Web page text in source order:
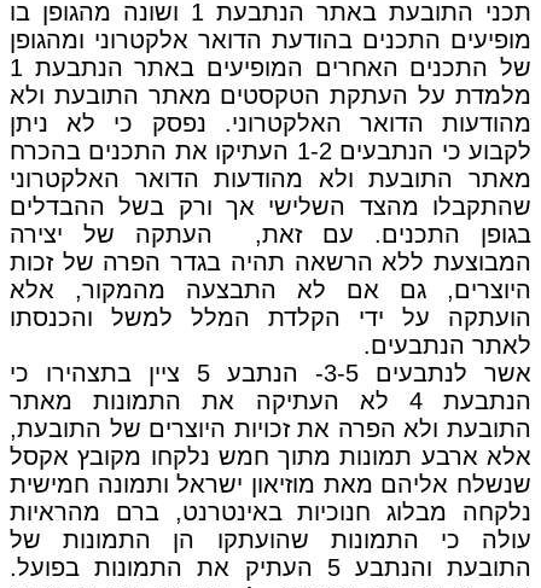
תכני התובעת באתר הנתבעת 1 ושונה מהגופן בו
מופיעים התכנים בהודעת הדואר אלקטרוני ומהגופן
של התכנים האחרים המופיעים באתר הנתבעת 1
מלמדת על העתקת הטקסטים מאתר התובעת ולא
מהודעות הדואר האלקטרוני. נפסק כי לא ניתן
לקבוע כי הנתבעים 1-2 העתיקו את התכנים בהכרח
מאתר התובעת ולא מהודעות הדואר האלקטרוני
שהתקבלו מהצד השלישי אך ורק בשל ההבדלים
בגופן התכנים. עם זאת, העתקה של יצירה
המבוצעת ללא הרשאה תהיה בגדר הפרה של זכות
היוצרים, גם אם לא התבצעה מהמקור, אלא
הועתקה על ידי הקלדת המלל למשל והכנסתו
לאתר הנתבעים.
אשר לנתבעים 3-5- הנתבע 5 ציין בתצהירו כי
הנתבעת 4 לא העתיקה את התמונות מאתר
התובעת ולא הפרה את זכויות היוצרים של התובעת,
אלא ארבע תמונות מתוך חמש נלקחו מקובץ אקסל
שנשלח אליהם מאת מוזיאון ישראל ותמונה חמישית
נלקחה מבלוג חנוכיות באינטרנט, ברם מהראיות
עולה כי התמונות שהועתקו הן התמונות של
התובעת והנתבע 5 העתיק את התמונות בפועל.